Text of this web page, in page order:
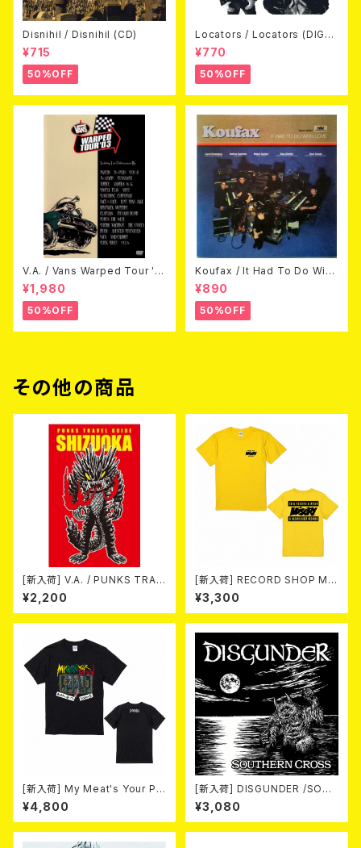
Disnihil / Disnihil (CD)
¥715
50%OFF
Locators / Locators (DIGPA
CK CD)
¥770
50%OFF
V.A. / Vans Warped Tour '0
3 (DVD)
¥1,980
50%OFF
Koufax / It Had To Do With
Love (CD)
¥890
50%OFF
その他の商品
[新入荷] V.A. / PUNKS TRAV
EL GUIDE SHIZUOKA (CD)
¥2,200
[新入荷] RECORD SHOP MIS
ERY / 33th anniversary T-s
hirts (yellow ①)
¥3,300
[新入荷] My Meat's Your Po
ison -あんたにゃ毒でもオイラ
にゃ薬- / BLACK T-shirt (XX
L & XXXL)
¥4,800
[新入荷] DISGUNDER /SOUT
HERN CROSS (CD)
¥3,080